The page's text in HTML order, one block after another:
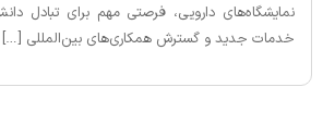
نمایشگاه‌های دارویی، فرصتی مهم برای تبادل
خدمات جدید و گسترش همکاری‌های بین‌المللی […]